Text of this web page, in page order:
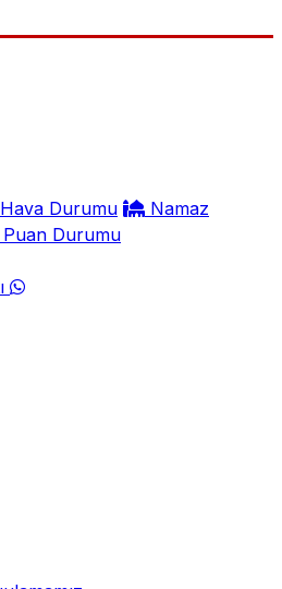
Hava Durumu
Namaz
Puan Durumu